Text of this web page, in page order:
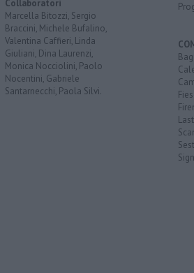
Collaboratori
Marcella Bitozzi, Sergio
Braccini, Michele Bufalino,
Valentina Caffieri, Linda
Giuliani, Dina Laurenzi,
Monica Nocciolini, Paolo
Nocentini, Gabriele
Santarnecchi, Paola Silvi.